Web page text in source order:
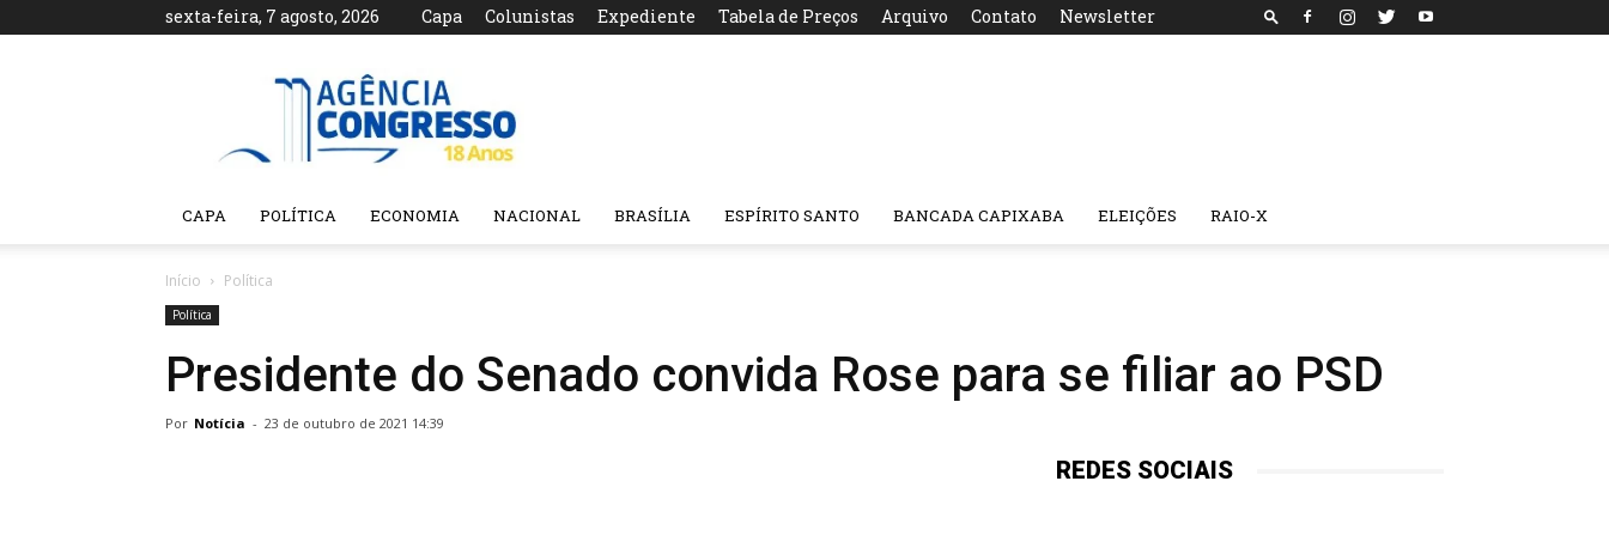
sexta-feira, 7 agosto, 2026 Capa Colunistas Expediente Tabela de Preços Arquivo Contato Newsletter
Agência
CAPA POLÍTICA ECONOMIA NACIONAL BRASÍLIA ESPÍRITO SANTO BANCADA CAPIXABA ELEIÇÕES RAIO-X
Início Política
Política
Presidente do Senado convida Rose para se filiar ao PSD
Por Notícia - 23 de outubro de 2021 14:39
REDES SOCIAIS